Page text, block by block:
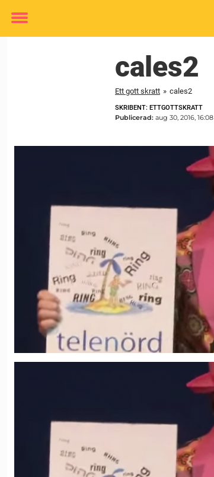
Toggle
cales2
Ett gott skratt » cales2
SKRIBENT: ETTGOTTSKRATT
Publicerad: aug 30, 2016, 16:08